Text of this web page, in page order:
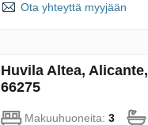
Ota yhteyttä myyjään
Huvila Altea,
66275
Makuuhuoneita: 3